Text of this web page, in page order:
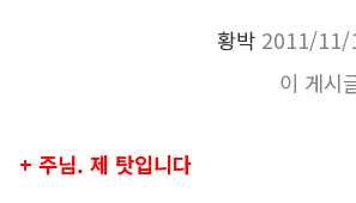
황박 2011/11/
이 게시
+ 주님. 제 탓입니다